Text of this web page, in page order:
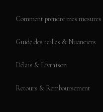
Comment prendre mes mesures
Guide des tailles & Nuanciers
Délais & Livraison
Retours & Remboursement